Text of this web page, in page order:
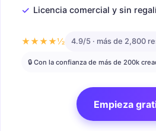
✓ Licencia comercial y sin
★★★★½ 4.9/5 · más de 2,800
🔒 Con la confianza de más de 200k
Empieza